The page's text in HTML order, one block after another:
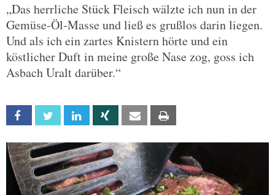
„Das herrliche Stück Fleisch wälzte ich nun in der
Gemüse-Öl-Masse und ließ es grußlos darin liegen.
Und als ich ein zartes Knistern hörte und ein
köstlicher Duft in meine große Nase zog, goss ich
Asbach Uralt darüber.“
Facebook Twitter Linkedin Xing Email